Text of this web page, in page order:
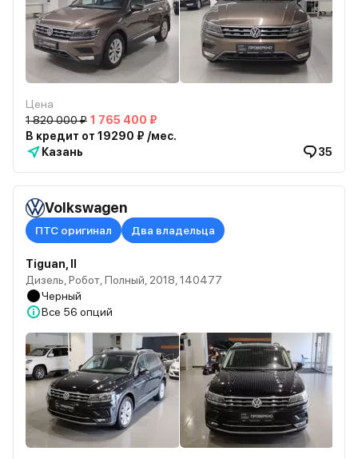
Цена
1 820 000 ₽ 1 765 400 ₽
В кредит от 19290 ₽ /мес.
Казань
35
Volkswagen
ПТС оригинал Два владельца
Tiguan, II
Дизель, Робот, Полный, 2018, 140477
Черный
Все 56 опций